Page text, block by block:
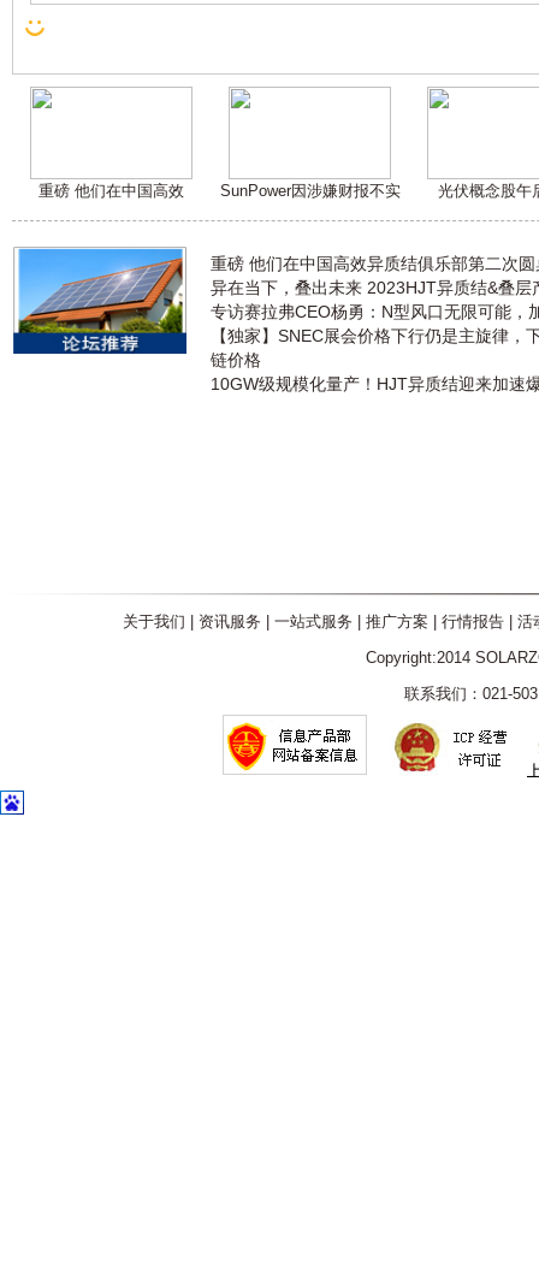
重磅 他们在中国高效 SunPower因涉嫌财报不实 光伏概念股午
重磅 他们在中国高效异质结俱乐部第二次
异在当下，叠出未来 2023HJT异质结&叠层
专访赛拉弗CEO杨勇：N型风口无限可能，
【独家】SNEC展会价格下行仍是主旋律，
链价格
10GW级规模化量产！HJT异质结迎来加速
关于我们 资讯服务 一站式服务 推广方案 行情报告| 活
Copyright:2014
联系我们：021-